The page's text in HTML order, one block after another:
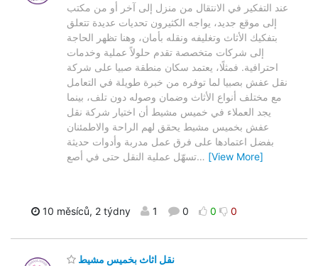
عند التفكير في الانتقال من منزل إلى آخر أو من مكتب
إلى موقع جديد، يواجه الكثيرون تحديات عديدة تتعلق
بتفكيك الأثاث وتغليفه ونقله بأمان، وهنا تظهر الحاجة
إلى شركات متخصصة تقدم حلولاً عملية وخدمات
احترافية. فمثلًا، يعتمد سكان منطقة صبيا على شركة
نقل عفش بصبيا لما توفره من خبرة طويلة في التعامل
مع مختلف أنواع الأثاث وضمان وصوله دون تلف، بينما
يجد العملاء في خميس مشيط أن اختيار شركة نقل
عفش بخميس مشيط يحقق لهم الراحة والاطمئنان
بفضل اعتمادها على فرق عمل مدربة وأدوات حديثة
تسهّل عملية النقل حتى في أصع… [View More]
10 měsíců, 2 týdny 1 0 0 0
نقل اثاث بخميس مشيط